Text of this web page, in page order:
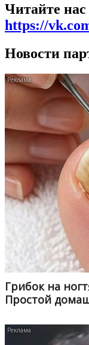
Читайте
https://
Новости
Грибок на
Простой